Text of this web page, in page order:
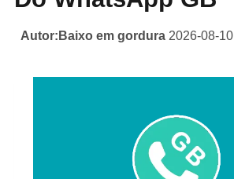
Autor:Baixo em gordura 2026-08-10